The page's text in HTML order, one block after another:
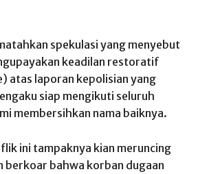
spekulasi yang menyebut
keadilan restoratif
atas laporan kepolisian yang
siap mengikuti seluruh
membersihkan nama baiknya.
ini tampaknya kian meruncing
berkoar bahwa korban dugaan